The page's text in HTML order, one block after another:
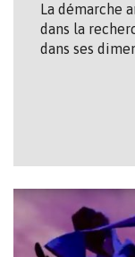
La démarche
dans la
dans ses